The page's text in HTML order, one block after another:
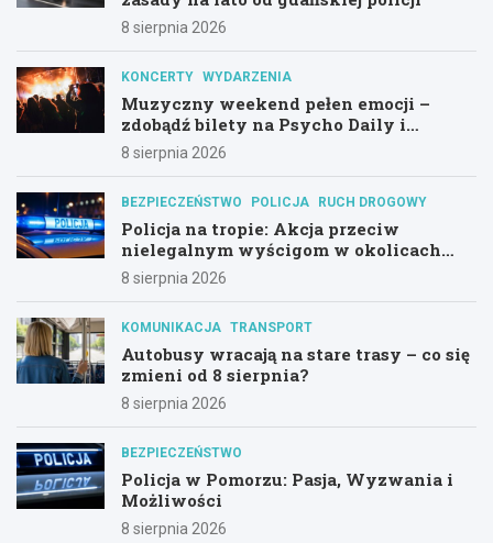
8 sierpnia 2026
KONCERTY WYDARZENIA
Muzyczny weekend pełen emocji –
zdobądź bilety na Psycho Daily i
Alternatywny Las!
8 sierpnia 2026
BEZPIECZEŃSTWO POLICJA RUCH DROGOWY
Policja na tropie: Akcja przeciw
nielegalnym wyścigom w okolicach
Hali Olivia
8 sierpnia 2026
KOMUNIKACJA TRANSPORT
Autobusy wracają na stare trasy – co się
zmieni od 8 sierpnia?
8 sierpnia 2026
BEZPIECZEŃSTWO
Policja w Pomorzu: Pasja, Wyzwania i
Możliwości
8 sierpnia 2026